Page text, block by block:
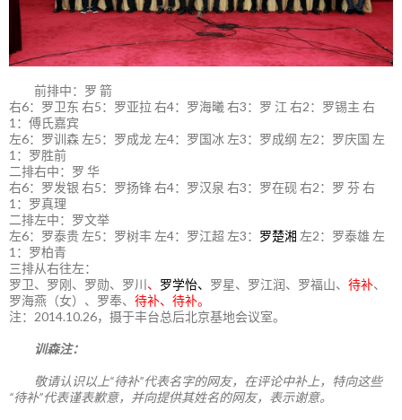
前排中：罗 箭
右6：罗卫东 右5：罗亚拉 右4：罗海曦 右3：罗 江 右2：罗锡主 右
1：傅氏嘉宾
左6：罗训森 左5：罗成龙 左4：罗国冰 左3：罗成纲 左2：罗庆国 左
1：罗胜前
二排右中：罗 华
右6：罗发银 右5：罗扬锋 右4：罗汉泉 右3：罗在砚 右2：罗 芬 右
1：罗真理
二排左中：罗文举
左6：罗泰贵 左5：罗树丰 左4：罗江超 左3： 罗楚湘 左2：罗泰雄 左
1：罗柏青
三排从右往左：
罗卫、罗刚、罗勋、罗川 、 罗学怡、 罗星、罗江润、罗福山、 待补、
罗海燕（女）、罗奉、 待补、待补。
注：2014.10.26，摄于丰台总后北京基地会议室。
训森注：
敬请认识以上“待补”代表名字的网友，在评论中补上，特向这些
“待补”代表谨表歉意，并向提供其姓名的网友，表示谢意。